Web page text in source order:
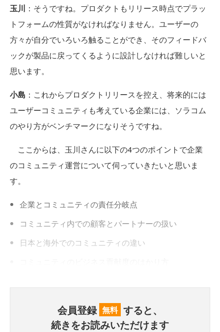
玉川 ：そうですね。プロダクトもリリース時点でプラッ
トフォームの性質がなければなりません。ユーザーの
方々が自分でいろいろ触ることができ、そのフィードバ
ックが製品に戻ってくるように設計しなければ難しいと
思います。
小島 ：これからプロダクトリリースを控え、将来的には
ユーザーコミュニティも考えている企業には、ソラコム
のやり方がベンチマークになりそうですね。
ここからは、玉川さんに以下の4つのポイントで企業
のコミュニティ運営について伺っていきたいと思いま
す。
企業とコミュニティの責任分岐点
コミュニティ内での顧客とパートナーの扱い
日本と海外でのコミュニティの違い
会員登録 無料 すると、
続きをお読みいただけます